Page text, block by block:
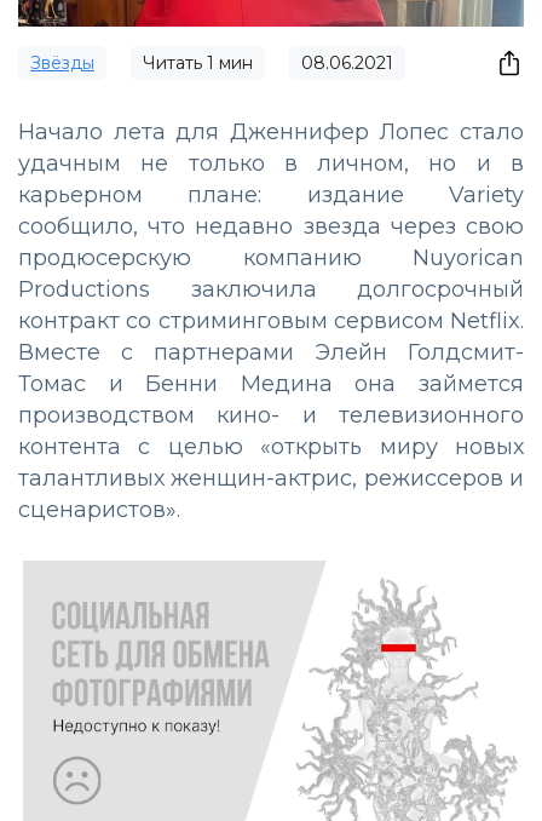
Звёзды Читать 1 мин 08.06.2021
Начало лета для Дженнифер Лопес стало
удачным не только в личном, но и в
карьерном плане: издание Variety
сообщило, что недавно звезда через свою
продюсерскую компанию Nuyorican
Productions заключила долгосрочный
контракт со стриминговым сервисом Netflix.
Вместе с партнерами Элейн Голдсмит-
Томас и Бенни Медина она займется
производством кино- и телевизионного
контента с целью «открыть миру новых
талантливых женщин-актрис, режиссеров и
сценаристов».